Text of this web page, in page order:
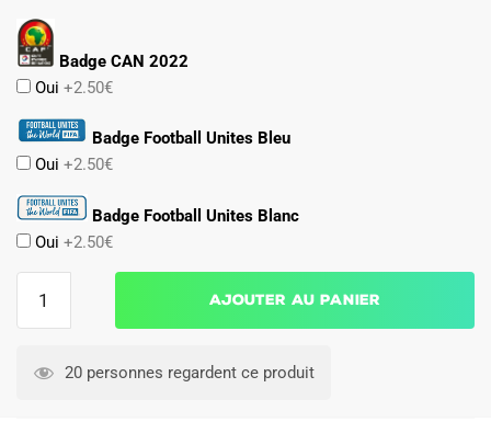
Badge CAN 2022
Oui +2.50€
Badge Football Unites Bleu
Oui +2.50€
Badge Football Unites Blanc
Oui +2.50€
COTE
Ajouter au panier
20 personnes regardent ce produit